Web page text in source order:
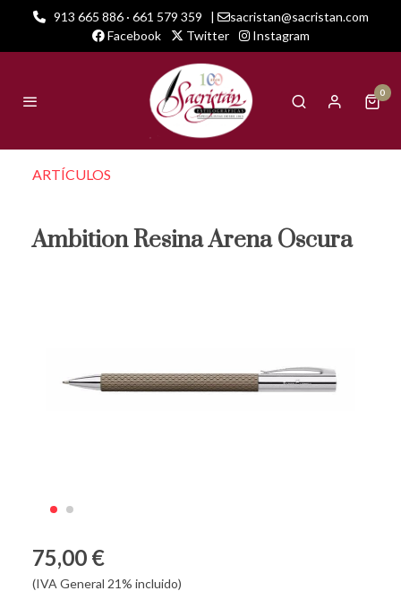
913 665 886 · 661 579 359 |
sacristan@sacristan.com
Facebook
Twitter Instagram
0
ARTÍCULOS
Ambition Resina Arena Oscura
75,00 €
(IVA General 21% incluido)